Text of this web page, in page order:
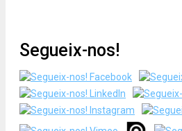
Segueix-nos!